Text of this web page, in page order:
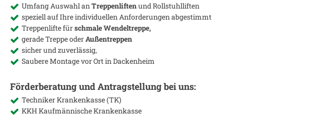
Umfang Auswahl an Treppenliftenund Rollstuhlliften
speziell auf Ihre individuellen Anforderungen abgestimmt
Treppenlifte fürschmale Wendeltreppe,
gerade Treppe oderAußentreppen
sicher und zuverlässig,
Saubere Montage vor Ort in Dackenheim
Förderberatung und Antragstellung bei uns:
Techniker Krankenkasse (TK)
KKH Kaufmännische Krankenkasse